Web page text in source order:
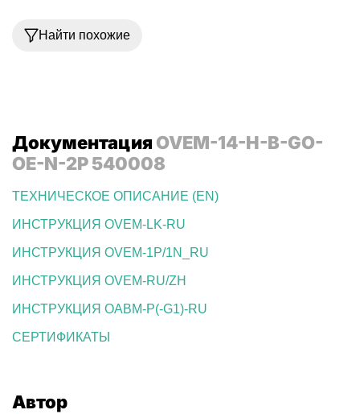
Найти похожие
Документация OVEM-14-H-B-GO-
OE-N-2P 540008
ТЕХНИЧЕСКОЕ ОПИСАНИЕ (EN)
ИНСТРУКЦИЯ OVEM-LK-RU
ИНСТРУКЦИЯ OVEM-1P/1N_RU
ИНСТРУКЦИЯ OVEM-RU/ZH
ИНСТРУКЦИЯ OABM-P(-G1)-RU
СЕРТИФИКАТЫ
Автор